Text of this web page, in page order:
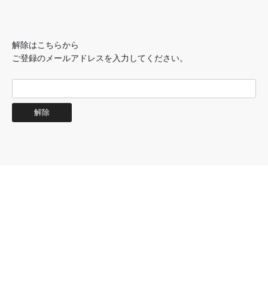
解除はこちらから
ご登録のメールアドレスを入力してください。